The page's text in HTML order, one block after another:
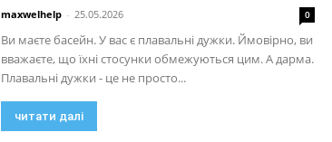
maxwelhelp - 25.05.2026 0
Ви маєте басейн. У вас є плавальні дужки. Ймовірно, ви
вважаєте, що їхні стосунки обмежуються цим. А дарма.
Плавальні дужки - це не просто...
читати далі